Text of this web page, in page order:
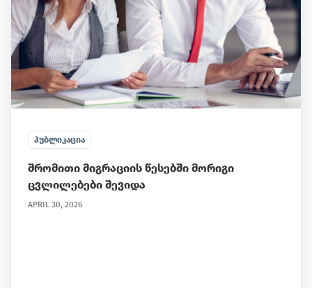
ᲞᲣᲑᲚᲘᲙᲐᲪᲘᲐ
შრომითი მიგრაციის წესებში მორიგი
ცვლილებები შევიდა
APRIL 30, 2026